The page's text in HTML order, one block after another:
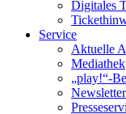
Digitales
Service
Aktuelle
Mediathek
„play!“-
Newsletter